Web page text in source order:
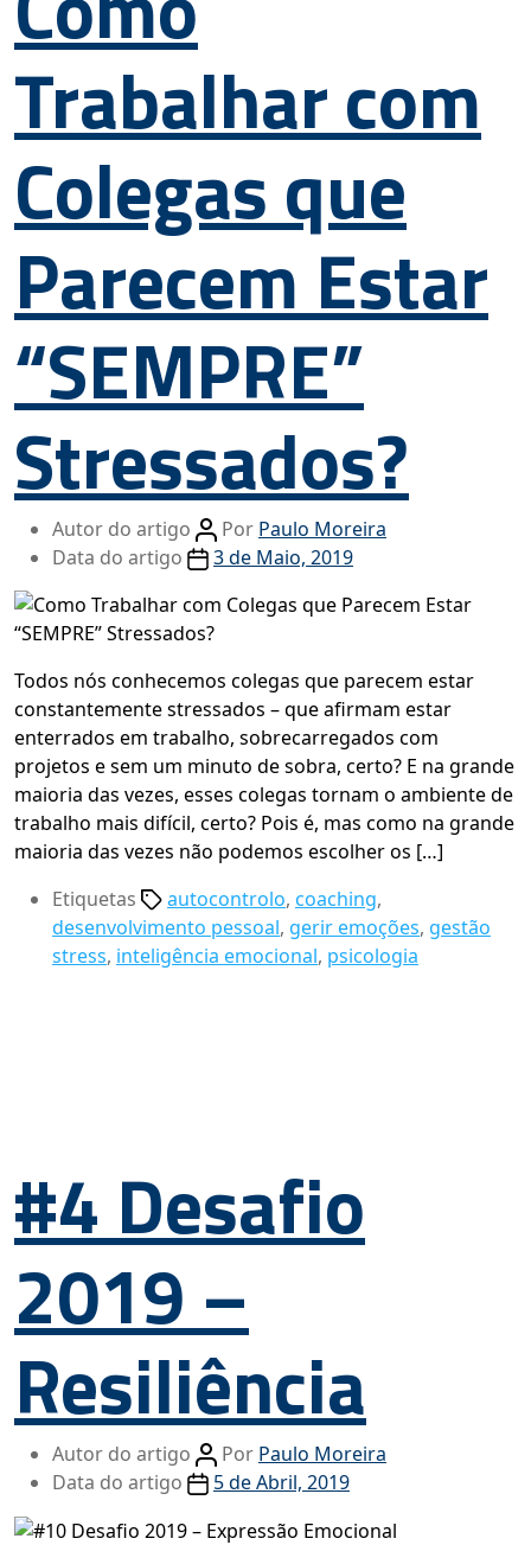
Trabalhar com
Colegas que
Parecem Estar
“SEMPRE”
Stressados?
Autor do artigo Por Paulo Moreira
Data do artigo
3 de Maio, 2019
Todos nós conhecemos colegas que parecem estar
constantemente stressados – que afirmam estar
enterrados em trabalho, sobrecarregados com
projetos e sem um minuto de sobra, certo? E na grande
maioria das vezes, esses colegas tornam o ambiente de
trabalho mais difícil, certo? Pois é, mas como na grande
maioria das vezes não podemos escolher os […]
Etiquetas
autocontrolo, coaching,
desenvolvimento pessoal, gerir emoções, gestão
stress, inteligência emocional, psicologia
#4 Desafio
2019 –
Resiliência
Autor do artigo Por Paulo Moreira
Data do artigo
5 de Abril, 2019